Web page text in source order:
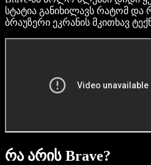
სტატია განიხილავს რატომ და
ბრაუზერი ეკრანის მკითხავ
რა არის Brave?